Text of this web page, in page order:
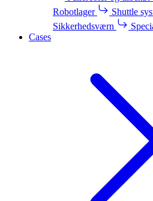
Robotlager
Shuttle
Sikkerhedsværn
Cases